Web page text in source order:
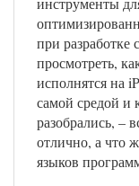
при
просмотреть,
исполнятся на
самой средой и
разобрались, –
отлично, а что
языков